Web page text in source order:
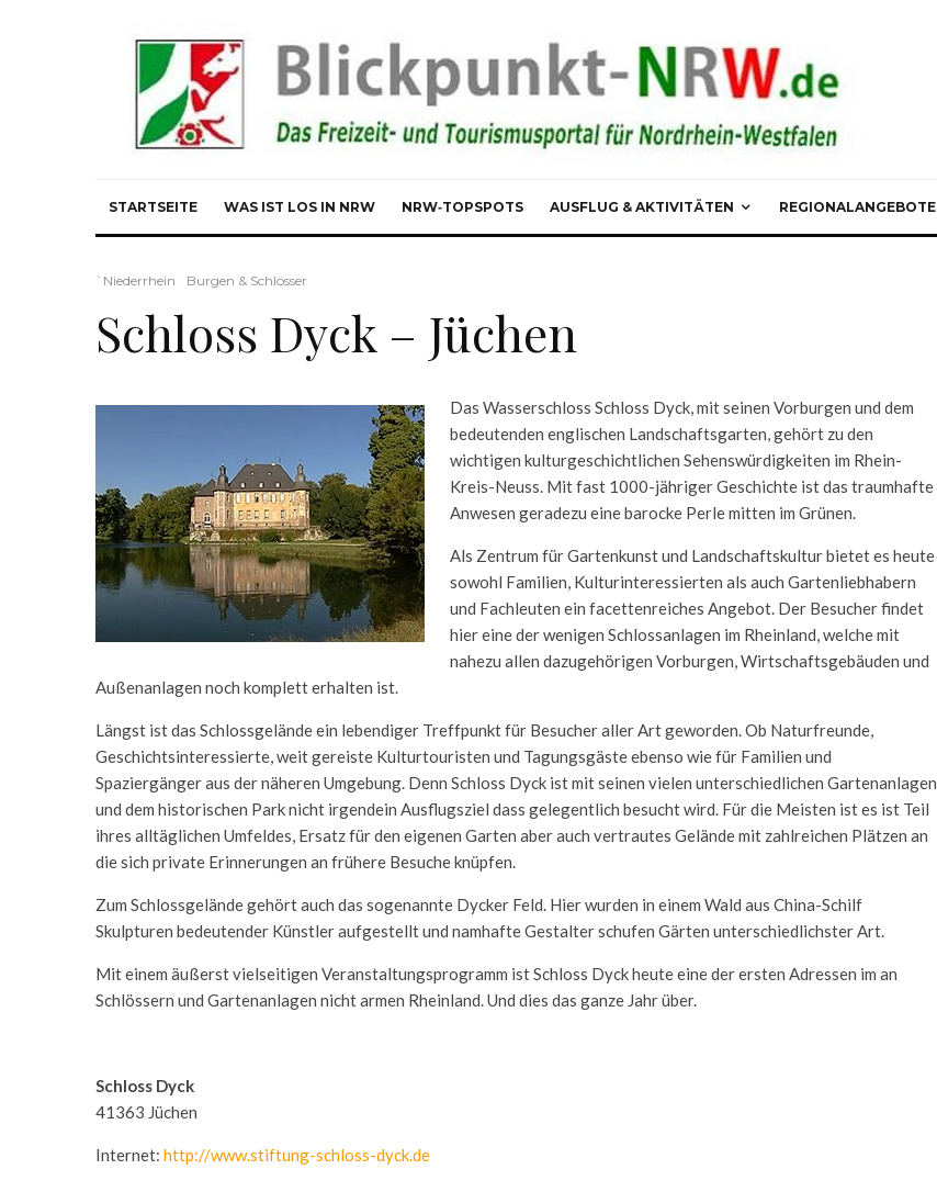
STARTSEITE WAS IST LOS IN NRW NRW‑TOPSPOTS AUSFLUG & AKTIVITÄTEN REGIONALANGEBOTE
`Niederrhein Burgen & Schlösser
Schloss Dyck – Jüchen
Das Wasserschloss Schloss Dyck, mit seinen Vorburgen und dem
bedeutenden englischen Landschaftsgarten, gehört zu den
wichtigen kulturgeschichtlichen Sehenswürdigkeiten im Rhein-
Kreis-Neuss. Mit fast 1000-jähriger Geschichte ist das traumhafte
Anwesen geradezu eine barocke Perle mitten im Grünen.
Als Zentrum für Gartenkunst und Landschaftskultur bietet es heute
sowohl Familien, Kulturinteressierten als auch Gartenliebhabern
und Fachleuten ein facettenreiches Angebot. Der Besucher findet
hier eine der wenigen Schlossanlagen im Rheinland, welche mit
nahezu allen dazugehörigen Vorburgen, Wirtschaftsgebäuden und
Außenanlagen noch komplett erhalten ist.
Längst ist das Schlossgelände ein lebendiger Treffpunkt für Besucher aller Art geworden. Ob Naturfreunde,
Geschichtsinteressierte, weit gereiste Kulturtouristen und Tagungsgäste ebenso wie für Familien und
Spaziergänger aus der näheren Umgebung. Denn Schloss Dyck ist mit seinen vielen unterschiedlichen Gartenanlagen
und dem historischen Park nicht irgendein Ausflugsziel dass gelegentlich besucht wird. Für die Meisten ist es ist Teil
ihres alltäglichen Umfeldes, Ersatz für den eigenen Garten aber auch vertrautes Gelände mit zahlreichen Plätzen an
die sich private Erinnerungen an frühere Besuche knüpfen.
Zum Schlossgelände gehört auch das sogenannte Dycker Feld. Hier wurden in einem Wald aus China-Schilf
Skulpturen bedeutender Künstler aufgestellt und namhafte Gestalter schufen Gärten unterschiedlichster Art.
Mit einem äußerst vielseitigen Veranstaltungsprogramm ist Schloss Dyck heute eine der ersten Adressen im an
Schlössern und Gartenanlagen nicht armen Rheinland. Und dies das ganze Jahr über.
Schloss Dyck
41363 Jüchen
Internet: http://www.stiftung-schloss-dyck.de